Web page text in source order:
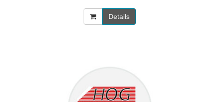
Details